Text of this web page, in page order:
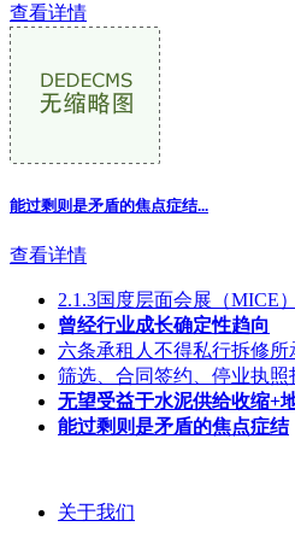
查看详情
能过剩则是矛盾的焦点症结...
查看详情
2.1.3国度层面会展（MICE
曾经行业成长确定性趋向
六条承租人不得私行拆修
筛选、合同签约、停业执照
无望受益于水泥供给收缩+
能过剩则是矛盾的焦点症结
关于我们